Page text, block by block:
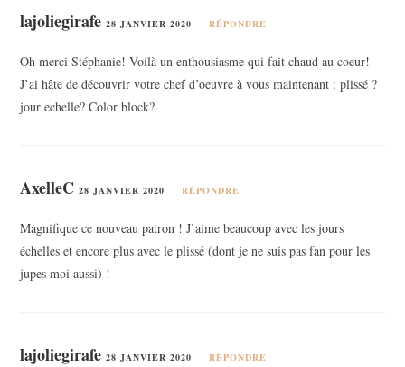
lajoliegirafe 28 JANVIER 2020 RÉPONDRE
Oh merci Stéphanie! Voilà un enthousiasme qui fait chaud au coeur!
J’ai hâte de découvrir votre chef d’oeuvre à vous maintenant : plissé ?
jour echelle? Color block?
AxelleC 28 JANVIER 2020 RÉPONDRE
Magnifique ce nouveau patron ! J’aime beaucoup avec les jours
échelles et encore plus avec le plissé (dont je ne suis pas fan pour les
jupes moi aussi) !
lajoliegirafe 28 JANVIER 2020 RÉPONDRE